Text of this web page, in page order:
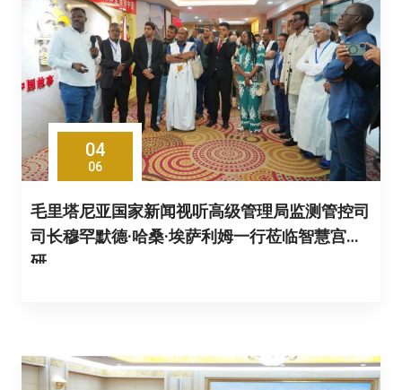
04
06
毛里塔尼亚国家新闻视听高级管理局监测管控司
司长穆罕默德·哈桑·埃萨利姆一行莅临智慧宫调
研